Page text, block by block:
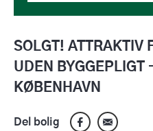
SOLGT! ATTRAKTIV
UDEN
KØBENHAVN
Del bolig